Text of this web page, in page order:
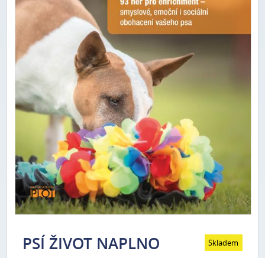
Skladem
PSÍ ŽIVOT NAPLNO